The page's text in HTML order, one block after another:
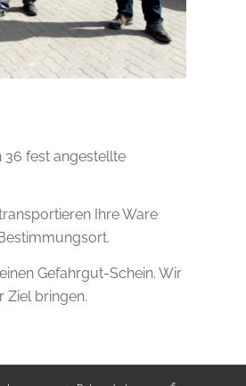
36 fest angestellte
Ihre Ware
Gefahrgut-Schein. Wir
Ziel bringen.